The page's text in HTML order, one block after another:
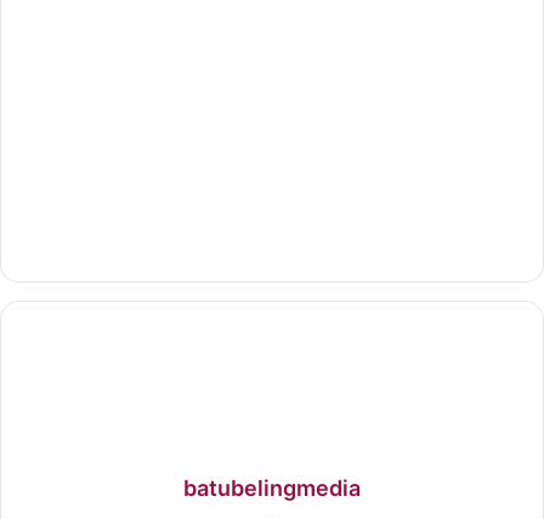
batubelingmedia